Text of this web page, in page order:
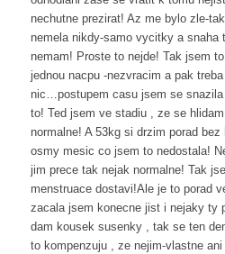
nechutne prezirat! Az me bylo zle-
nemela nikdy-samo vycitky a snaha
nemam! Proste to nejde! Tak jsem
jednou nacpu -nezvracim a pak
nic…postupem casu jsem se
to! Ted jsem ve stadiu , ze se
normalne! A 53kg si drzim porad
osmy mesic co jsem to nedostala!
jim prece tak nejak normalne! Tak
menstruace dostavi!Ale je to porad
zacala jsem konecne jist i nejaky ty
dam kousek susenky , tak se ten
to kompenzuju , ze nejim-vlastne